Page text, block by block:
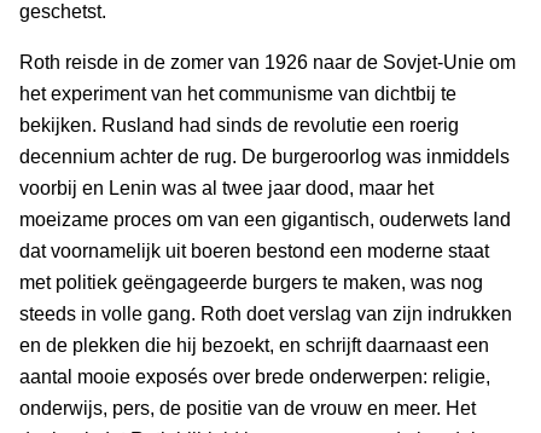
geschetst.
Roth reisde in de zomer van 1926 naar de Sovjet-Unie om
het experiment van het communisme van dichtbij te
bekijken. Rusland had sinds de revolutie een roerig
decennium achter de rug. De burgeroorlog was inmiddels
voorbij en Lenin was al twee jaar dood, maar het
moeizame proces om van een gigantisch, ouderwets land
dat voornamelijk uit boeren bestond een moderne staat
met politiek geëngageerde burgers te maken, was nog
steeds in volle gang. Roth doet verslag van zijn indrukken
en de plekken die hij bezoekt, en schrijft daarnaast een
aantal mooie exposés over brede onderwerpen: religie,
onderwijs, pers, de positie van de vrouw en meer. Het